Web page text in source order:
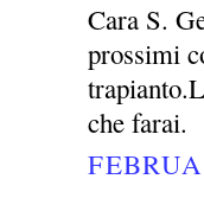
Cara S.
prossimi
che farai.